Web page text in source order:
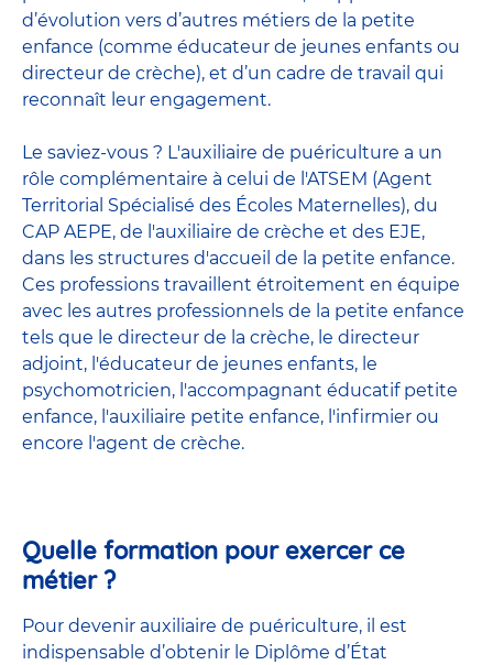
d’évolution vers d’autres métiers de la petite
enfance (comme éducateur de jeunes enfants ou
directeur de crèche), et d’un cadre de travail qui
reconnaît leur engagement.
Le saviez-vous ? L'auxiliaire de puériculture a un
rôle complémentaire à celui de l'ATSEM (Agent
Territorial Spécialisé des Écoles Maternelles), du
CAP AEPE, de l'auxiliaire de crèche et des EJE,
dans les structures d'accueil de la petite enfance.
Ces professions travaillent étroitement en équipe
avec les autres professionnels de la petite enfance
tels que le directeur de la crèche, le directeur
adjoint, l'éducateur de jeunes enfants, le
psychomotricien, l'accompagnant éducatif petite
enfance, l'auxiliaire petite enfance, l'infirmier ou
encore l'agent de crèche.
Quelle formation pour exercer ce
métier ?
Pour devenir auxiliaire de puériculture, il est
indispensable d’obtenir le Diplôme d’État